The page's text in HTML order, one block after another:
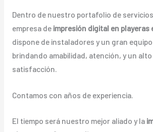
Dentro de nuestro portafolio de
empresa de impresión digital en playeras
dispone de instaladores y un gran
brindando amabilidad, atención, y un
satisfacción.
Contamos con años de experiencia.
El tiempo será nuestro mejor aliado y la